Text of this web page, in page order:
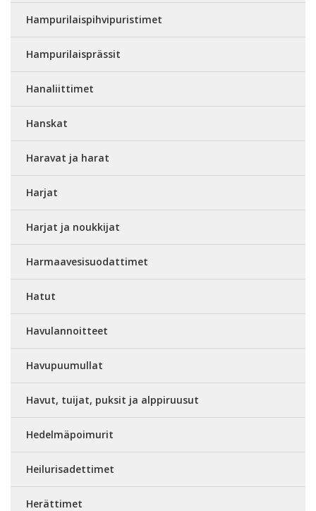
Hampurilaispihvipuristimet
Hampurilaisprässit
Hanaliittimet
Hanskat
Haravat ja harat
Harjat
Harjat ja noukkijat
Harmaavesisuodattimet
Hatut
Havulannoitteet
Havupuumullat
Havut, tuijat, puksit ja alppiruusut
Hedelmäpoimurit
Heilurisadettimet
Herättimet